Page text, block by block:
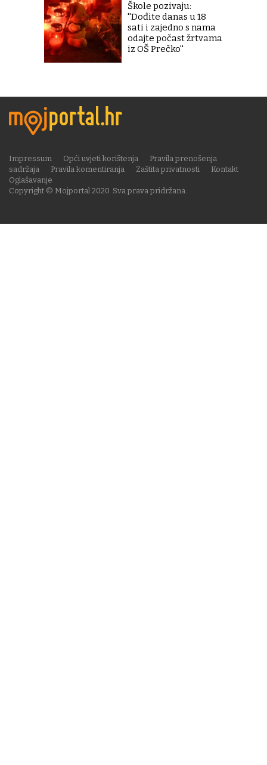
Škole pozivaju:
''Dođite danas u 18
sati i zajedno s nama
odajte počast žrtvama
iz OŠ Prečko''
Copyright © Mojportal 2020. Sva prava pridržana.
Impressum Opći uvjeti korištenja
Pravila prenošenja
sadržaja
Pravila komentiranja Zaštita privatnosti
Kontakt
Oglašavanje